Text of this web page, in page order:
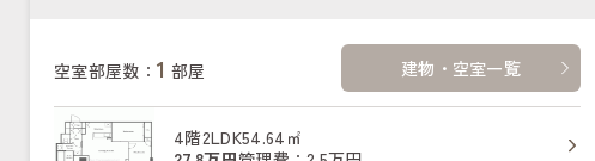
空室部屋数： 1 部屋 建物・空室一覧
4階2LDK54.64㎡